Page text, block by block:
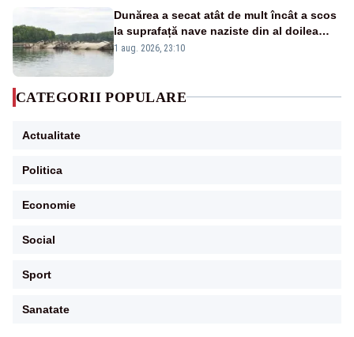
Dunărea a secat atât de mult încât a scos
la suprafață nave naziste din al doilea
război mondial
1 aug. 2026, 23:10
CATEGORII POPULARE
Actualitate
Politica
Economie
Social
Sport
Sanatate